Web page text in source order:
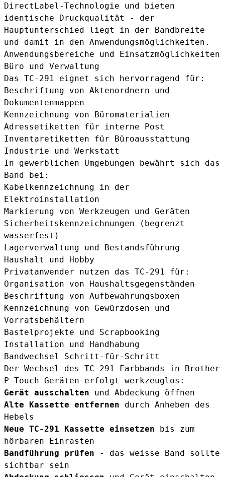
DirectLabel-Technologie und bieten
identische Druckqualität - der
Hauptunterschied liegt in der Bandbreite
und damit in den Anwendungsmöglichkeiten.
Anwendungsbereiche und Einsatzmöglichkeiten
Büro und Verwaltung
Das TC-291 eignet sich hervorragend für:
Beschriftung von Aktenordnern und
Dokumentenmappen
Kennzeichnung von Büromaterialien
Adressetiketten für interne Post
Inventaretiketten für Büroausstattung
Industrie und Werkstatt
In gewerblichen Umgebungen bewährt sich das
Band bei:
Kabelkennzeichnung in der
Elektroinstallation
Markierung von Werkzeugen und Geräten
Sicherheitskennzeichnungen (begrenzt
wasserfest)
Lagerverwaltung und Bestandsführung
Haushalt und Hobby
Privatanwender nutzen das TC-291 für:
Organisation von Haushaltsgegenständen
Beschriftung von Aufbewahrungsboxen
Kennzeichnung von Gewürzdosen und
Vorratsbehältern
Bastelprojekte und Scrapbooking
Installation und Handhabung
Bandwechsel Schritt-für-Schritt
Der Wechsel des TC-291 Farbbands in Brother
P-Touch Geräten erfolgt werkzeuglos:
Gerät ausschalten und Abdeckung öffnen
Alte Kassette entfernen durch Anheben des
Hebels
Neue TC-291 Kassette einsetzen bis zum
hörbaren Einrasten
Bandführung prüfen - das weisse Band sollte
sichtbar sein